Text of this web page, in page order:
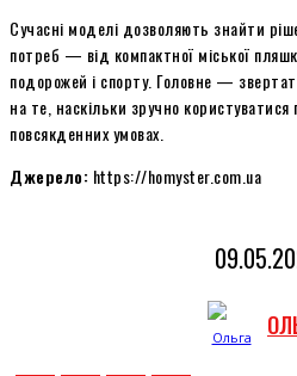
Сучасні моделі дозволяють знайти
потреб — від компактної міської
подорожей і спорту. Головне —
на те, наскільки зручно
повсякденних умовах.
Джерело: https://homyster.com.ua